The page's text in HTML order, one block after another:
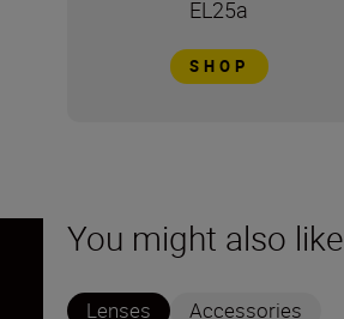
EL25a
SHOP
You might also like
Lenses Accessories